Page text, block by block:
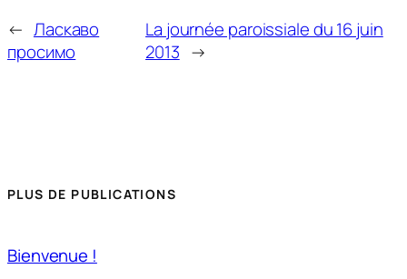
← Ласкаво
просимо
La journée paroissiale du 16 juin
2013 →
PLUS DE PUBLICATIONS
Bienvenue !